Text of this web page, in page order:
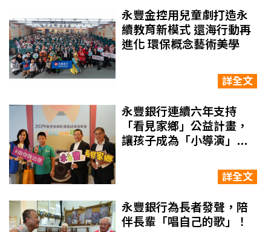
ESG化為生動易動、喚起共鳴的戲劇故事。
永豐金控用兒童劇打造永
續教育新模式 還海行動再
進化 環保概念藝術美學
詳全文
永豐銀行連續六年支持
「看見家鄉」公益計畫，
讓孩子成為「小導演」，
詳全文
永豐銀行為長者發聲，陪
伴長輩「唱自己的歌」！